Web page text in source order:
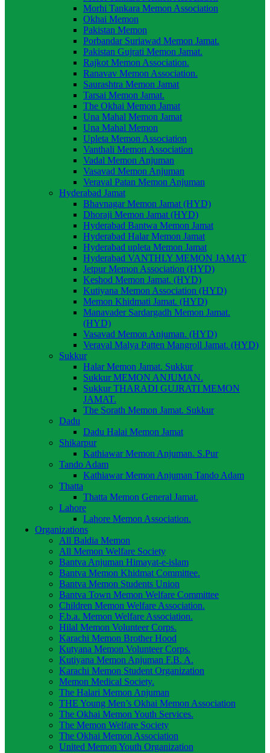
Morhi Tankara Memon Association
Okhai Memon
Pakistan Memon
Porbandar Suriawad Memon Jamat.
Pakistan Gujrati Memon Jamat.
Rajkot Memon Association.
Ranavav Memon Association.
Saurashtra Memon Jamat
Tarsai Memon Jamat.
The Okhai Memon Jamat
Una Mahal Memon Jamat
Una Mahal Memon
Upleta Memon Association
Vanthali Memon Association
Vadal Memon Anjuman
Vasavad Memon Anjuman
Veraval Patan Memon Anjuman
Hyderabad Jamat
Bhavnagar Memon Jamat (HYD)
Dhoraji Memon Jamat (HYD)
Hyderabad Bantwa Memon Jamat
Hyderabad Halar Memon Jamat
Hyderabad upleta Memon Jamat
Hyderabad VANTHLY MEMON JAMAT
Jetpur Memon Association (HYD)
Keshod Memon Jamat. (HYD)
Kutiyana Memon Association (HYD)
Memon Khidmati Jamat. (HYD)
Manavader Sardargadh Memon Jamat.
(HYD)
Vasavad Memon Anjuman. (HYD)
Veraval Malya Patten Mangroll Jamat. (HYD)
Sukkur
Halar Memon Jamat. Sukkur
Sukkur MEMON ANJUMAN.
Sukkur THARADI GUJRATI MEMON
JAMAT.
The Sorath Memon Jamat. Sukkur
Dadu
Dadu Halai Memon Jamat
Shikarpur
Kathiawar Memon Anjuman. S.Pur
Tando Adam
Kathiawar Memon Anjuman Tando Adam
Thatta
Thatta Memon General Jamat.
Lahore
Lahore Memon Association.
Organizations
All Baldia Memon
All Memon Welfare Society
Bantva Anjuman Himayat-e-islam
Bantva Memon Khidmat Committee.
Bantva Memon Students Union
Bantva Town Memon Welfare Committee
Children Memon Welfare Association.
F.b.a. Memon Welfare Association.
Hilal Memon Volunteer Corps.
Karachi Memon Brother Hood
Kutyana Memon Volunteer Corps.
Kutiyana Memon Anjuman F.B. A.
Karachi Memon Student Organization
Memon Medical Society.
The Halari Memon Anjuman
THE Young Men’s Okhai Memon Association
The Okhai Memon Youth Services.
The Memon Welfare Society
The Okhai Memon Association
United Memon Youth Organization